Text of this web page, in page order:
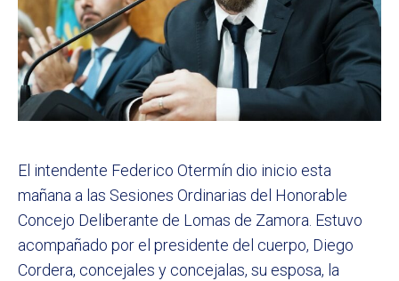
El intendente Federico Otermín dio inicio esta
mañana a las Sesiones Ordinarias del Honorable
Concejo Deliberante de Lomas de Zamora. Estuvo
acompañado por el presidente del cuerpo, Diego
Cordera, concejales y concejalas, su esposa, la